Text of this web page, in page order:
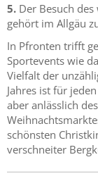
5. Der Besuch
gehört im Allgäu
In Pfronten trifft
Sportevents wie
Vielfalt der
Jahres ist für
aber anlässlich
schönsten
verschneiter